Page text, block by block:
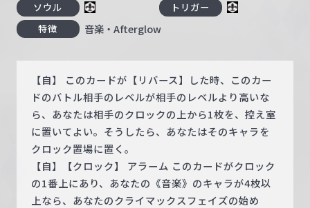
ソウル
トリガー
特徴
音楽・Afterglow
【自】 このカードが【リバース】した時、このカー
ドのバトル相手のレベルが相手のレベルより高いな
ら、あなたは相手のクロックの上から1枚を、控え室
に置いてよい。そうしたら、あなたはそのキャラを
クロック置場に置く。
【自】【クロック】 アラーム このカードがクロック
の1番上にあり、あなたの《音楽》のキャラが4枚以
上なら、あなたのクライマックスフェイズの始め